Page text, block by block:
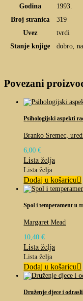
Godina
1993.
Broj stranica
319
Uvez
tvrdi
Stanje knjige
dobro,
Povezani
Psihologijski aspekti
Branko Sremec,
6,00 €
Lista želja
Lista želja
Dodaj u košaricu
Spol i temperament u
Margaret Mead
10,40 €
Lista želja
Lista želja
Dodaj u košaricu
Druženje djece i